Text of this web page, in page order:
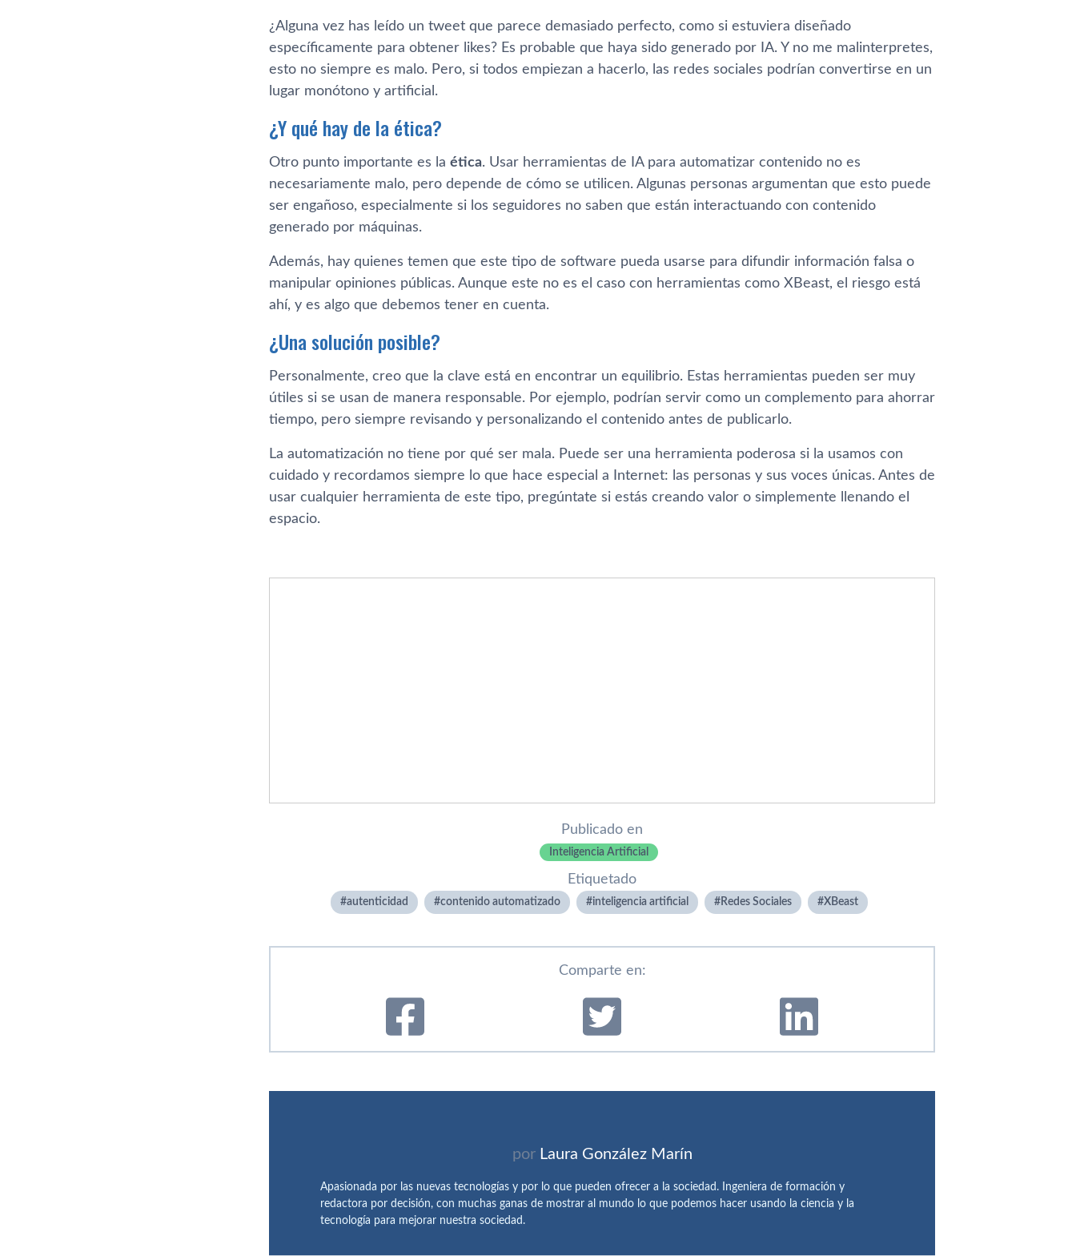
¿Alguna vez has leído un tweet que parece demasiado perfecto, como si estuviera diseñado
específicamente para obtener likes? Es probable que haya sido generado por IA. Y no me malinterpretes,
esto no siempre es malo. Pero, si todos empiezan a hacerlo, las redes sociales podrían convertirse en un
lugar monótono y artificial.
¿Y qué hay de la ética?
Otro punto importante es la ética. Usar herramientas de IA para automatizar contenido no es
necesariamente malo, pero depende de cómo se utilicen. Algunas personas argumentan que esto puede
ser engañoso, especialmente si los seguidores no saben que están interactuando con contenido
generado por máquinas.
Además, hay quienes temen que este tipo de software pueda usarse para difundir información falsa o
manipular opiniones públicas. Aunque este no es el caso con herramientas como XBeast, el riesgo está
ahí, y es algo que debemos tener en cuenta.
¿Una solución posible?
Personalmente, creo que la clave está en encontrar un equilibrio. Estas herramientas pueden ser muy
útiles si se usan de manera responsable. Por ejemplo, podrían servir como un complemento para ahorrar
tiempo, pero siempre revisando y personalizando el contenido antes de publicarlo.
La automatización no tiene por qué ser mala. Puede ser una herramienta poderosa si la usamos con
cuidado y recordamos siempre lo que hace especial a Internet: las personas y sus voces únicas. Antes de
usar cualquier herramienta de este tipo, pregúntate si estás creando valor o simplemente llenando el
espacio.
Publicado en
Inteligencia Artificial
Etiquetado
autenticidad contenido automatizado inteligencia artificial Redes Sociales XBeast
Comparte en:
por Laura González Marín
Apasionada por las nuevas tecnologías y por lo que pueden ofrecer a la sociedad. Ingeniera de formación y
redactora por decisión, con muchas ganas de mostrar al mundo lo que podemos hacer usando la ciencia y la
tecnología para mejorar nuestra sociedad.